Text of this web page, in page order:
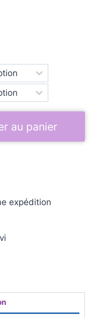
au panier
expédition